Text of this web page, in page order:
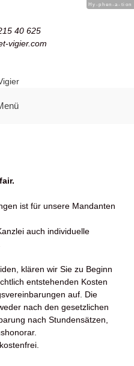
40 625
vigier.com
ist für unsere Mandanten
auch individuelle
klären wir Sie zu Beginn
entstehenden Kosten
auf. Die
nach den gesetzlichen
nach Stundensätzen,
Hy-phen-a-tion